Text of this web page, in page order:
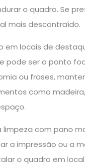
o quadro. Se
mais descontraído.
em locais de
pode ser o ponto
ou frases,
como
com pano
a impressão ou a
o quadro em